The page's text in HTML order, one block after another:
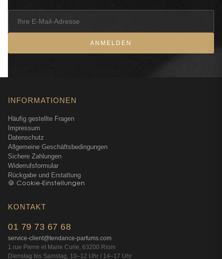
ANMELDEN
INFORMATIONEN
Häufig gestellte Fragen
Impressum
Datenschutz
Allgemeine Geschäftsbedingungen
Sichere Zahlungen
Widerrufsformular
Rückgabe und Erstattung
🍪 Cookie-Einstellungen
KONTAKT
01 79 73 67 68
service-client@tendance-parfums.com
1 rue Pierre et Marie Curie, 63200 Riom
Dienstag bis Samstag, 10–12 Uhr / 14–17 Uhr